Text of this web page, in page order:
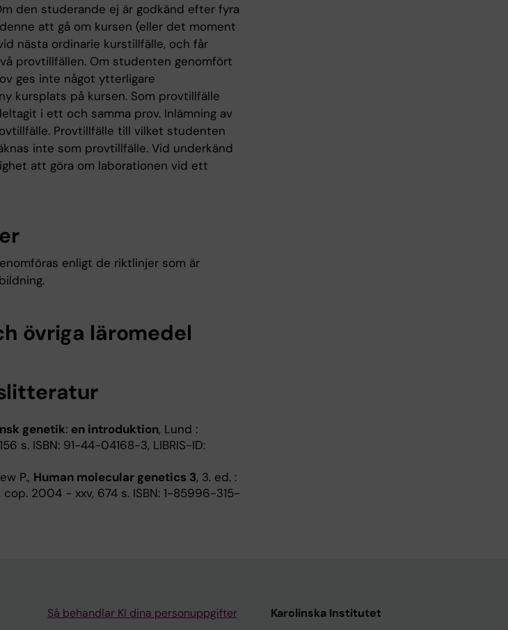
den studerande ej är godkänd efter fyra
att gå om kursen (eller det moment
nästa ordinarie kurstillfälle, och får
provtillfällen. Om studenten genomfört
ges inte något ytterligare
kursplats på kursen. Som provtillfälle
i ett och samma prov. Inlämning av
Provtillfälle till vilket studenten
inte som provtillfälle. Vid underkänd
att göra om laborationen vid ett
enligt de riktlinjer som är
övriga läromedel
genetik: en introduktion, Lund :
s. ISBN: 91-44-04168-3, LIBRIS-ID:
P., Human molecular genetics 3, 3. ed. :
2004 - xxv, 674 s. ISBN: 1-85996-315-
Så behandlar KI dina personuppgifter Karolinska Institutet